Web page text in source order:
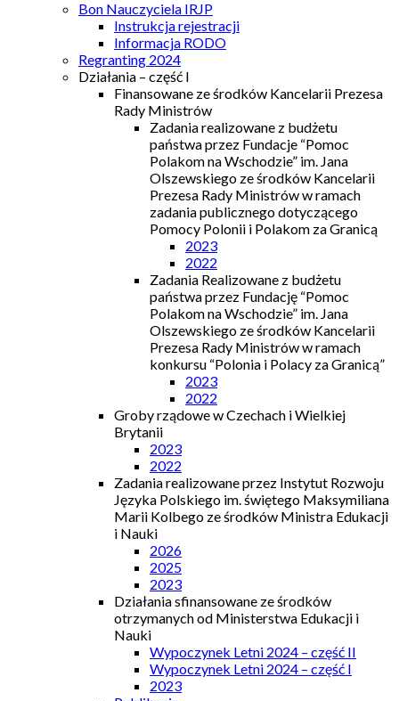
Bon Nauczyciela IRJP
Instrukcja rejestracji
Informacja RODO
Regranting 2024
Działania – część I
Finansowane ze środków Kancelarii Prezesa
Rady Ministrów
Zadania realizowane z budżetu
państwa przez Fundacje “Pomoc
Polakom na Wschodzie” im. Jana
Olszewskiego ze środków Kancelarii
Prezesa Rady Ministrów w ramach
zadania publicznego dotyczącego
Pomocy Polonii i Polakom za Granicą
2023
2022
Zadania Realizowane z budżetu
państwa przez Fundację “Pomoc
Polakom na Wschodzie” im. Jana
Olszewskiego ze środków Kancelarii
Prezesa Rady Ministrów w ramach
konkursu “Polonia i Polacy za Granicą”
2023
2022
Groby rządowe w Czechach i Wielkiej
Brytanii
2023
2022
Zadania realizowane przez Instytut Rozwoju
Języka Polskiego im. świętego Maksymiliana
Marii Kolbego ze środków Ministra Edukacji
i Nauki
2026
2025
2023
Działania sfinansowane ze środków
otrzymanych od Ministerstwa Edukacji i
Nauki
Wypoczynek Letni 2024 – część II
Wypoczynek Letni 2024 – część I
2023